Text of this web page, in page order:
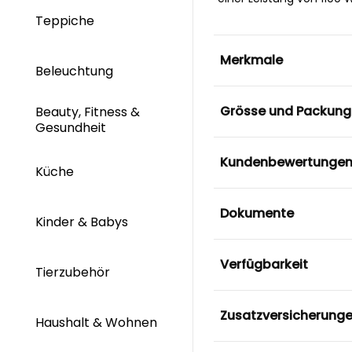
Teppiche
Beleuchtung
Beauty, Fitness &
Gesundheit
Küche
Kinder & Babys
Tierzubehör
Haushalt & Wohnen
Merkmale
Grösse und Packung
Kundenbewertungen
Dokumente
Verfügbarkeit